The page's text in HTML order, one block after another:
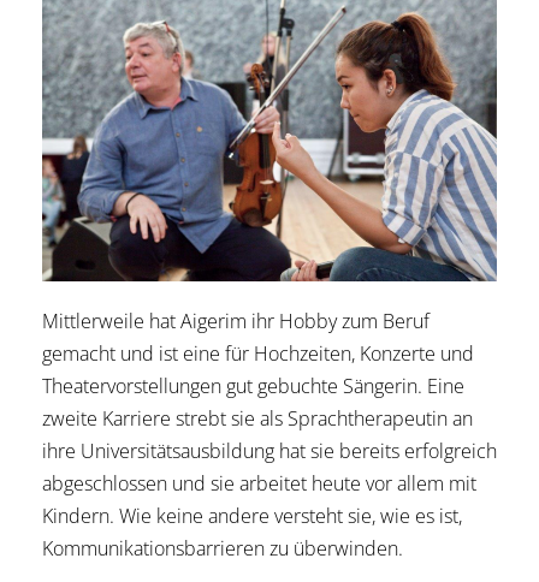
Mittlerweile hat Aigerim ihr Hobby zum Beruf
gemacht und ist eine für Hochzeiten, Konzerte und
Theatervorstellungen gut gebuchte Sängerin. Eine
zweite Karriere strebt sie als Sprachtherapeutin an
ihre Universitätsausbildung hat sie bereits erfolgreich
abgeschlossen und sie arbeitet heute vor allem mit
Kindern. Wie keine andere versteht sie, wie es ist,
Kommunikationsbarrieren zu überwinden.